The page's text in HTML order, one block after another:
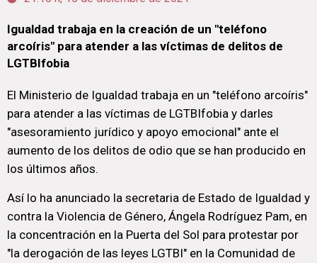
Igualdad trabaja en la creación de un "teléfono
arcoíris" para atender a las víctimas de delitos de
LGTBIfobia
El Ministerio de Igualdad trabaja en un "teléfono arcoíris"
para atender a las víctimas de LGTBIfobia y darles
"asesoramiento jurídico y apoyo emocional" ante el
aumento de los delitos de odio que se han producido en
los últimos años.
Así lo ha anunciado la secretaria de Estado de Igualdad y
contra la Violencia de Género, Ángela Rodríguez Pam, en
la concentración en la Puerta del Sol para protestar por
"la derogación de las leyes LGTBI" en la Comunidad de